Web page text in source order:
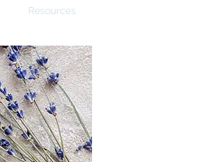
Resources